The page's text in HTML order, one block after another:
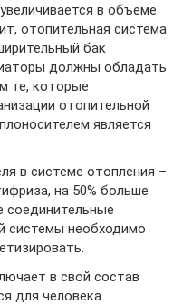
в объеме
отопительная система
бак
должны обладать
те, которые
отопительной
является
в системе отопления –
на 50% больше
соединительные
системы необходимо
в свой состав
для человека